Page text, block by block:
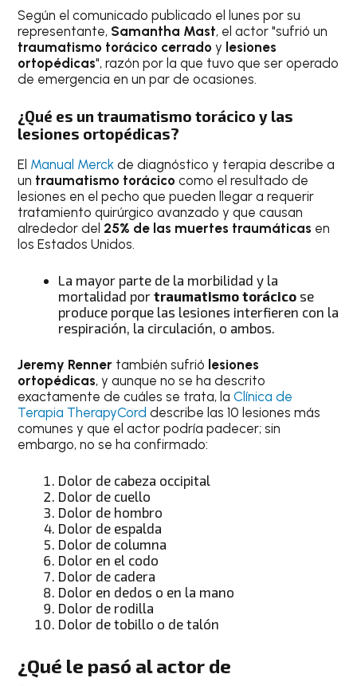
Según el comunicado publicado el lunes por su
representante, Samantha Mast, el actor "sufrió un
traumatismo torácico cerrado y lesiones
ortopédicas", razón por la que tuvo que ser operado
de emergencia en un par de ocasiones.
¿Qué es un traumatismo torácico y las
lesiones ortopédicas?
El Manual Merck de diagnóstico y terapia describe a
un traumatismo torácico como el resultado de
lesiones en el pecho que pueden llegar a requerir
tratamiento quirúrgico avanzado y que causan
alrededor del 25% de las muertes traumáticas en
los Estados Unidos.
La mayor parte de la morbilidad y la
mortalidad por traumatismo torácico se
produce porque las lesiones interfieren con la
respiración, la circulación, o ambos.
Jeremy Renner también sufrió lesiones
ortopédicas, y aunque no se ha descrito
exactamente de cuáles se trata, laClínica de
Terapia TherapyCord describe las 10 lesiones más
comunes y que el actor podría padecer; sin
embargo, no se ha confirmado:
Dolor de cabeza occipital
Dolor de cuello
Dolor de hombro
Dolor de espalda
Dolor de columna
Dolor en el codo
Dolor de cadera
Dolor en dedos o en la mano
Dolor de rodilla
Dolor de tobillo o de talón
¿Qué le pasó al actor de